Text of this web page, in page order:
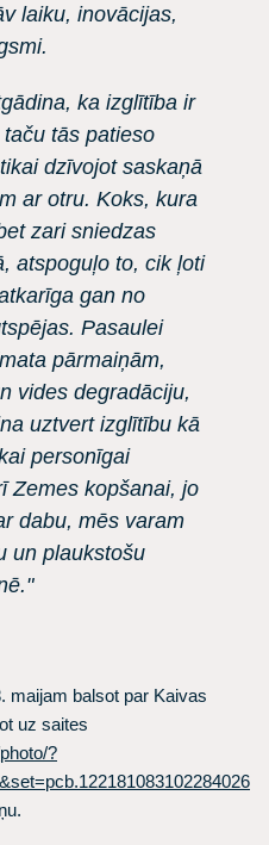
laiku, inovācijas,
ka izglītība ir
tās patieso
dzīvojot saskaņā
ar otru. Koks, kura
zari sniedzas
atspoguļo to, cik ļoti
gan no
Pasaulei
pārmaiņām,
vides degradāciju,
uztvert izglītību kā
personīgai
Zemes kopšanai, jo
dabu, mēs varam
un plaukstošu
maijam balsot par Kaivas
uz saites
?